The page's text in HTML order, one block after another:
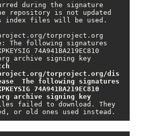
during the signature
repository is not updated
index files will be used.
torproject.org
The following signatures
74A941BA219EC810
torproject.org/dis
The following signatures
74A941BA219EC810
archive signing key
failed to download. They
or old ones used instead.